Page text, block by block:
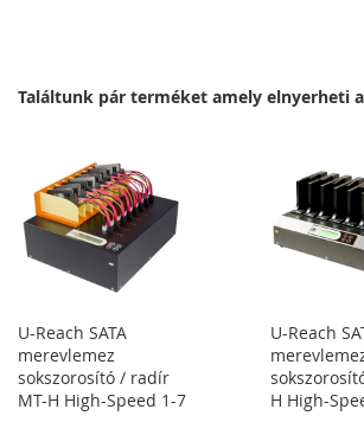
Találtunk pár terméket amely elnyerheti
U-Reach SATA
merevlemez
sokszorosító / radír
MT-H High-Speed 1-7
U-Reach
H High-